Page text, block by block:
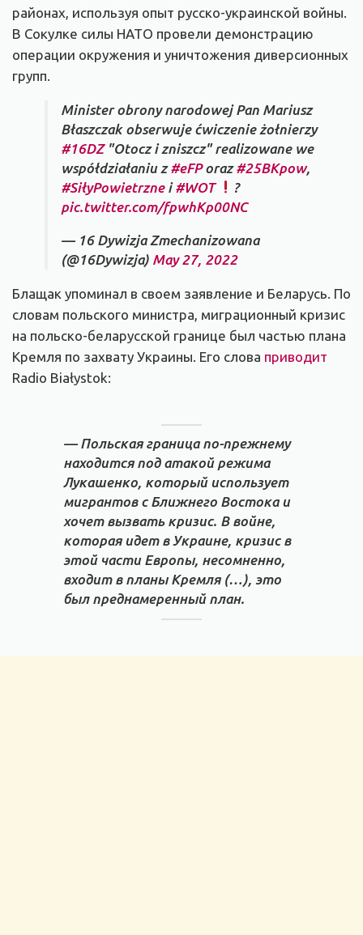
районах, используя опыт русско-украинской войны.
В Сокулке силы НАТО провели демонстрацию
операции окружения и уничтожения диверсионных
групп.
Minister obrony narodowej Pan Mariusz
Błaszczak obserwuje ćwiczenie żołnierzy
#16DZ"Otocz i zniszcz" realizowane we
współdziałaniu z#eFPoraz#25BKpow,
#SiłyPowietrznei#WOT
?
pic.twitter.com/fpwhKp00NC
— 16 Dywizja Zmechanizowana
(@16Dywizja) May 27, 2022
Блащак упоминал в своем заявление и Беларусь. По
словам польского министра, миграционный кризис
на польско-беларусской границе был частью плана
Кремля по захвату Украины. Его слова приводит
Radio Białystok:
— Польская граница по-прежнему
находится под атакой режима
Лукашенко, который использует
мигрантов с Ближнего Востока и
хочет вызвать кризис. В войне,
которая идет в Украине, кризис в
этой части Европы, несомненно,
входит в планы Кремля (…), это
был преднамеренный план.